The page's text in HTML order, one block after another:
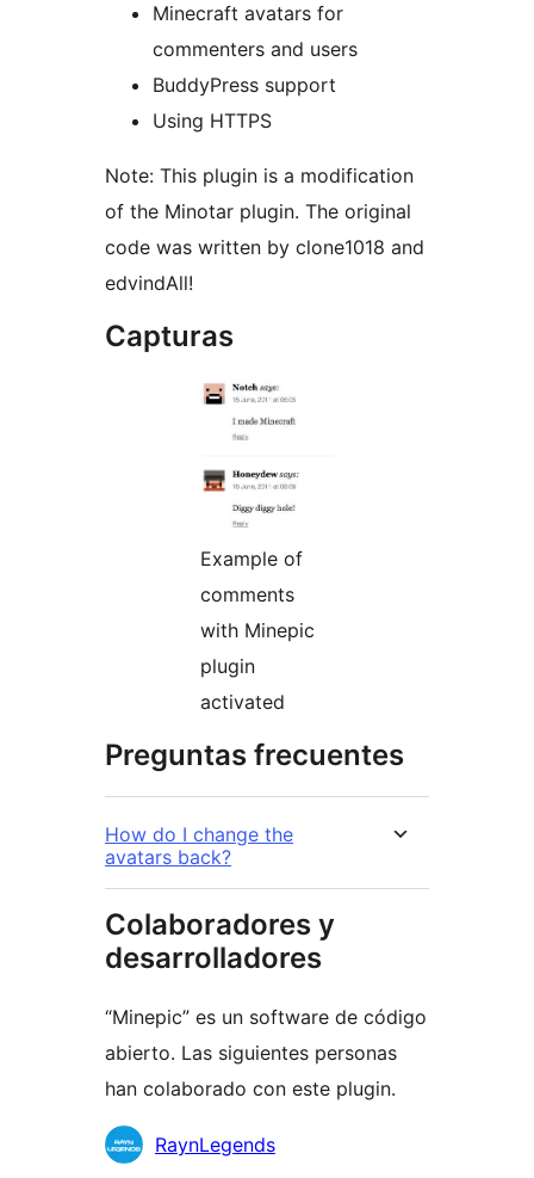
Minecraft avatars for
commenters and users
BuddyPress support
Using HTTPS
Note: This plugin is a modification
of the Minotar plugin. The original
code was written by clone1018 and
edvindAll!
Capturas
Example of
comments
with Minepic
plugin
activated
Preguntas frecuentes
How do I change the
avatars back?
Colaboradores y
desarrolladores
“Minepic” es un software de código
abierto. Las siguientes personas
han colaborado con este plugin.
Colaboradores
RaynLegends